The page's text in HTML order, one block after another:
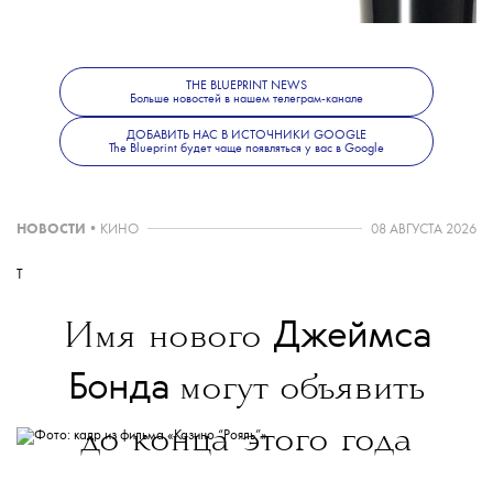
THE BLUEPRINT NEWS
Больше новостей в нашем телеграм-канале
ДОБАВИТЬ НАС В ИСТОЧНИКИ GOOGLE
The Blueprint будет чаще появляться у вас в Google
НОВОСТИ • КИНО 08 АВГУСТА 2026
T
Имя нового Джеймса
Бонда могут объявить
до конца этого года